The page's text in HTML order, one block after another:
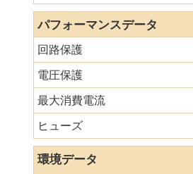
パフォーマンスデータ
回路保護
電圧保護
最大消費電流
ヒューズ
環境データ